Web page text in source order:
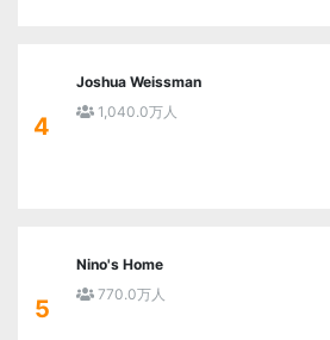
4
Joshua Weissman
1,040.0万人
5
Nino's Home
770.0万人